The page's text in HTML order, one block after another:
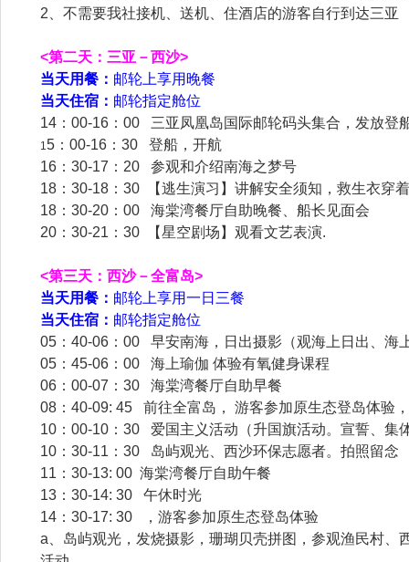
2、不需要我社接机、送机、住酒店的游客自行到达三亚
<第二天：三亚－西沙>
当天用餐： 邮轮上享用晚餐
当天住宿： 邮轮指定舱位
14：00-16：00 三亚凤凰岛国际邮轮码头集合，发放登
15：00-16：30 登船，开航
16：30-17：20 参观和介绍南海之梦号
18：30-18：30 【逃生演习】讲解安全须知，救生衣穿
18：30-20：00 海棠湾餐厅自助晚餐、船长见面会
20：30-21：30 【星空剧场】观看文艺表演.
<第三天：西沙－全富岛>
当天用餐： 邮轮上享用一日三餐
当天住宿： 邮轮指定舱位
05：40-06：00 早安南海，日出摄影（观海上日出、海
05：45-06：00 海上瑜伽 体验有氧健身课程
06：00-07：30 海棠湾餐厅自助早餐
08：40-09: 45 前往全富岛， 游客参加原生态登岛体验
10：00-10：30 爱国主义活动（升国旗活动。宣誓、集
10：30-11：30 岛屿观光、西沙环保志愿者。拍照留念
11：30-13: 00 海棠湾餐厅自助午餐
13：30-14: 30 午休时光
14：30-17: 30 ，游客参加原生态登岛体验
a、岛屿观光，发烧摄影，珊瑚贝壳拼图，参观渔民村、